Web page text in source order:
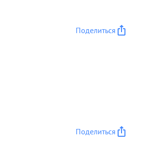
Поделиться
Поделиться